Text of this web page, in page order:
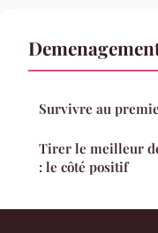
Survivre au
Tirer le meilleur
: le côté positif